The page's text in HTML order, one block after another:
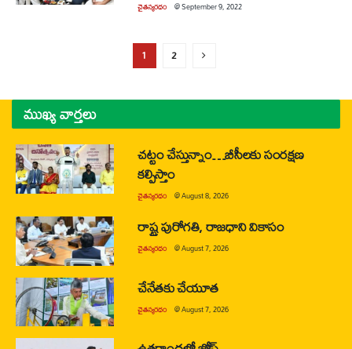
చైతన్యరధం @September 9, 2022
1 2
ముఖ్య వార్తలు
చట్టం చేస్తున్నాం…బీసీలకు సంరక్షణ
కల్పిస్తాం
చైతన్యరధం @August 8, 2026
రాష్ట్ర పురోగతి, రాజధాని వికాసం
చైతన్యరధం @August 7, 2026
చేనేతకు చేయూత
చైతన్యరధం @August 7, 2026